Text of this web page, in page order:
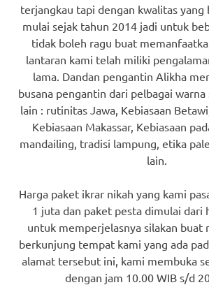
here
replica
watches.
favorite
replica
24
Hours
Online
terjangkau tapi dengan kwalitas yang
mulai sejak tahun 2014 jadi untuk
tidak boleh ragu buat
lantaran kami telah miliki
lama. Dandan pengantin Alikha
busana pengantin dari pelbagai
lain : rutinitas Jawa, Kebiasaan
Kebiasaan Makassar, Kebiasaan
mandailing, tradisi lampung, etika
lain.
Harga paket ikrar nikah yang kami
1 juta dan paket pesta dimulai dari
untuk memperjelasnya silakan buat
berkunjung tempat kami yang ada
alamat tersebut ini, kami membuka
dengan jam 10.00 WIB s/d